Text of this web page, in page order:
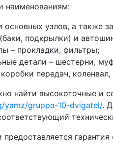
наименованиям:
узлов, а также
подкрылки) и
– прокладки, фильтры;
детали – шестерни,
передач,
найти высокоточные и
yamz/gruppa-10-dvigatel/.
гарантия